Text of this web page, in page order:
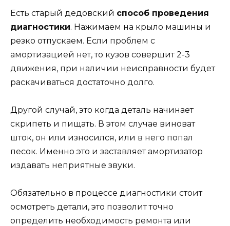
Есть старый дедовский способ проведения
диагностики. Нажимаем на крыло машины и
резко отпускаем. Если проблем с
амортизацией нет, то кузов совершит 2-3
движения, при наличии неисправности будет
раскачиваться достаточно долго.
Другой случай, это когда деталь начинает
скрипеть и пищать. В этом случае виноват
шток, он или износился, или в него попал
песок. Именно это и заставляет амортизатор
издавать неприятные звуки.
Обязательно в процессе диагностики стоит
осмотреть детали, это позволит точно
определить необходимость ремонта или